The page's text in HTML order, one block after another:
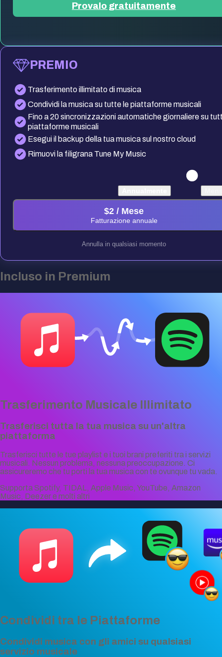
Provalo gratuitamente
PREMIO
Trasferimento illimitato di musica
Condividi la musica su tutte le piattaforme musicali
Fino a 20 sincronizzazioni automatiche giornaliere su
piattaforme musicali
Esegui il backup della tua musica sul nostro cloud
Rimuovi la filigrana Tune My Music
$2 / Mese
Fatturazione annuale
Annulla in qualsiasi momento
Incluso in Premium
Trasferimento Musicale Illimitato
Trasferisci tutta la tua musica su un'altra
piattaforma
Trasferisci tutte le tue playlist e i tuoi brani preferiti tra i servizi
musicali. Nessun problema, nessuna preoccupazione. Ci
assicureremo che tu porti la tua musica con te ovunque tu vada.
Supporta Spotify, TIDAL, Apple Music, YouTube, Amazon
Music, Deezer e molti altri
Condividi tra le Piattaforme
Condividi musica con gli amici su qualsiasi
servizio musicale